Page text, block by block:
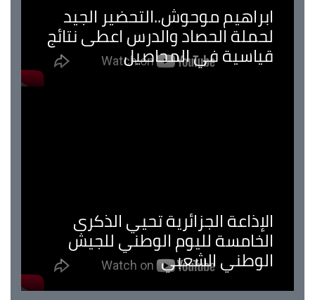
ابراهيم موحوش..التحضير الجيد
لحملة الحصاد والدرس اعطى نتائج
قياسية في المحاصيل
الإذاعة الجزائرية تحيي الذكرى
الخامسة لليوم الوطني للجيش
الوطني الشعبي